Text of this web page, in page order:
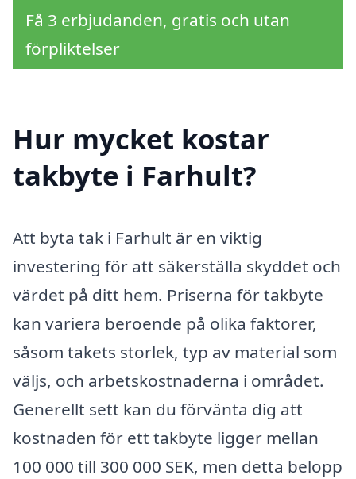
Få 3 erbjudanden, gratis och utan
förpliktelser
Hur mycket kostar
takbyte i Farhult?
Att byta tak i Farhult är en viktig
investering för att säkerställa skyddet och
värdet på ditt hem. Priserna för takbyte
kan variera beroende på olika faktorer,
såsom takets storlek, typ av material som
väljs, och arbetskostnaderna i området.
Generellt sett kan du förvänta dig att
kostnaden för ett takbyte ligger mellan
100 000 till 300 000 SEK, men detta belopp